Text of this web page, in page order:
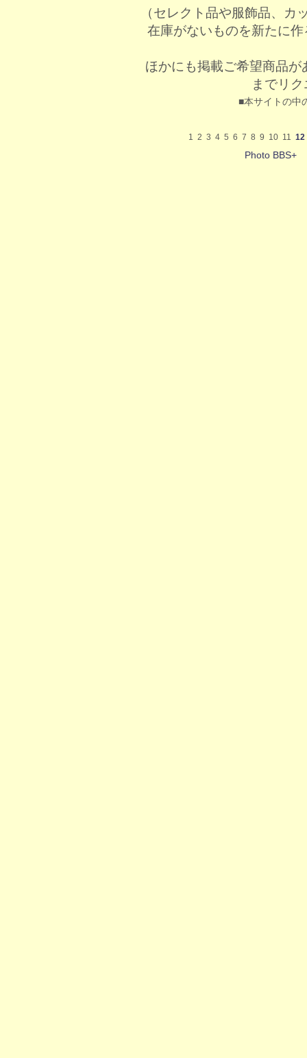
（セレクト品や服飾品、
在庫がないものを新たに
ほかにも掲載ご希望商品が
までリ
■本サイトの中
1 2 3 4 5 6 7 8 9 10 11 12
Photo BBS+